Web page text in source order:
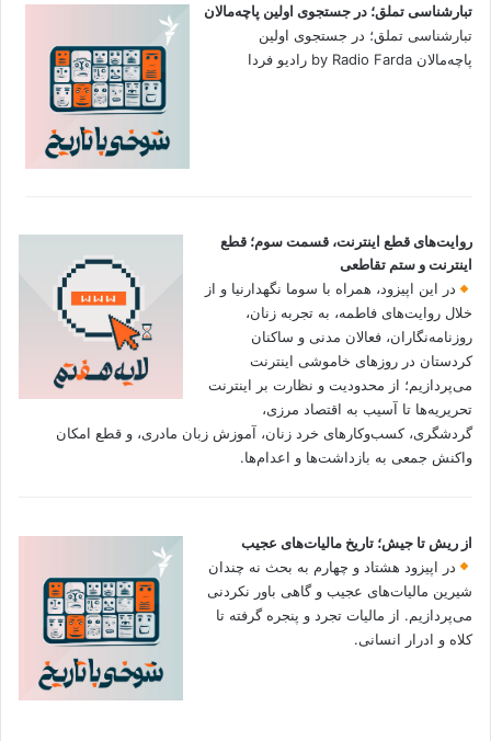
تبارشناسی تملق؛ در جستجوی اولین‌ پاچه‌مالان
تبارشناسی تملق؛ در جستجوی اولین‌
پاچه‌مالان by Radio Farda رادیو فردا
روایت‌های قطع اینترنت، قسمت سوم؛ قطع
اینترنت و ستم تقاطعی
در این اپیزود، همراه با سوما نگهدارنیا و از
خلال روایت‌های فاطمه، به تجربه زنان،
روزنامه‌نگاران، فعالان مدنی و ساکنان
کردستان در روزهای خاموشی اینترنت
می‌پردازیم؛ از محدودیت و نظارت بر اینترنت
تحریریه‌ها تا آسیب به اقتصاد مرزی،
گردشگری، کسب‌وکارهای خرد زنان، آموزش زبان مادری، و قطع امکان
واکنش جمعی به بازداشت‌ها و اعدام‌ها.
از ریش تا جیش؛ تاریخ مالیات‌های عجیب
در اپیزود هشتاد و چهارم به بحث نه چندان
شیرین مالیات‌های عجیب و گاهی باور نکردنی‌
می‌پردازیم. از مالیات تجرد و پنجره گرفته تا
کلاه و ادرار انسانی.